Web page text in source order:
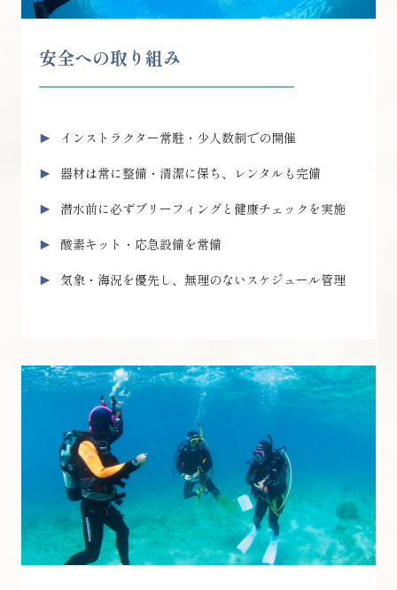
安全への取り組み
インストラクター常駐・少人数制での開催
器材は常に整備・清潔に保ち、レンタルも完備
潜水前に必ずブリーフィングと健康チェックを実施
酸素キット・応急設備を常備
気象・海況を優先し、無理のないスケジュール管理